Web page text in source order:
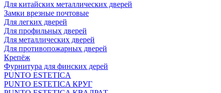
Для китайских металлических дверей
Замки врезные почтовые
Для легких дверей
Для профильных дверей
Для металлических дверей
Для противопожарных дверей
Крепёж
Фурнитура для финских дерей
PUNTO ESTETICA
PUNTO ESTETICA КРУГ